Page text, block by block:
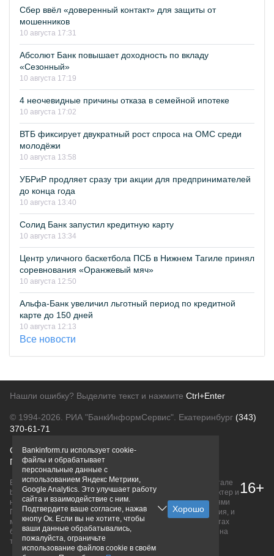
Сбер ввёл «доверенный контакт» для защиты от
мошенников
10 августа 17:31
Абсолют Банк повышает доходность по вкладу
«Сезонный»
10 августа 17:19
4 неочевидные причины отказа в семейной ипотеке
10 августа 17:02
ВТБ фиксирует двукратный рост спроса на ОМС среди
молодёжи
10 августа 13:58
УБРиР продляет сразу три акции для предпринимателей
до конца года
10 августа 13:40
Солид Банк запустил кредитную карту
10 августа 13:34
Центр уличного баскетбола ПСБ в Нижнем Тагиле принял
соревнования «Оранжевый мяч»
10 августа 12:50
Альфа-Банк увеличил льготный период по кредитной
карте до 150 дней
10 августа 12:13
Все новости
Нашли ошибку? Выделите текст и нажмите Ctrl+Enter
© 1994-2026. РИА "БанкИнформСервис". Екатеринбург (343)
370-61-71
О проектеПолитика конфиденциальности
Правовая информацияДля рекламодателей
Вся информация о продуктах банков, размещенная на портале
bankinform.ru, носит исключительно ознакомительный характер и
не является публичной офертой, определяемой положениями
ГК РФ. Информация не содержит точного и полного описания, и
может быть изменена. Конечные условия уточняйте на сайтах
банков или при личном обращении. Исключительное право на
товарные знаки принадлежит их правообладателям.
16+
Bankinform.ru использует cookie-
файлы и обрабатывает
персональные данные с
использованием Яндекс Метрики,
Google Analytics. Это улучшает работу
сайта и взаимодействие с ним.
Подтвердите ваше согласие, нажав
кнопу Ок. Если вы не хотите, чтобы
ваши данные обрабатывались,
пожалуйста, ограничьте
использование файлов cookie в своём